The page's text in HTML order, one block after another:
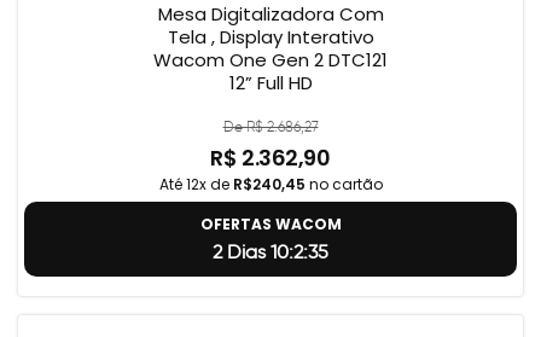
Mesa Digitalizadora Com
Tela , Display Interativo
Wacom One Gen 2 DTC121
12” Full HD
De R$ 2.686,27
R$ 2.362,90
Até 12x de R$240,45 no cartão
OFERTAS WACOM
2 Dias 10:2:34